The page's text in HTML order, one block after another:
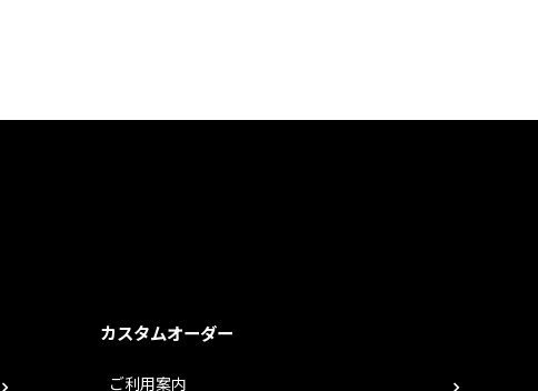
カスタムオーダー
ご利用案内